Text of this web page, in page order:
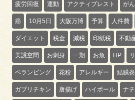
疲労回復 運動 アクティブレスト がん
癌 10月5日 大阪万博 予算 人件費
ダイエット 税金 減税 印紙税 不動
美誂空間 お刺身 一期 お魚 HP
ベランピング 花粉 アレルギー 結膜炎
ガブリチキン 唐揚げ ハイボール ナ